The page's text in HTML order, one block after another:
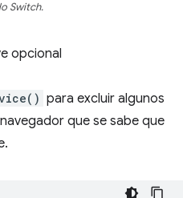
Switch.
opcional
para excluir algunos
que se sabe que